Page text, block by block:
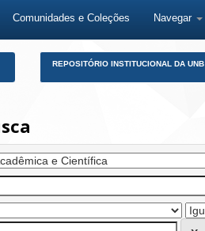
Comunidades e Coleções Navegar
REPOSITÓRIO INSTITUCIONAL DA UNB